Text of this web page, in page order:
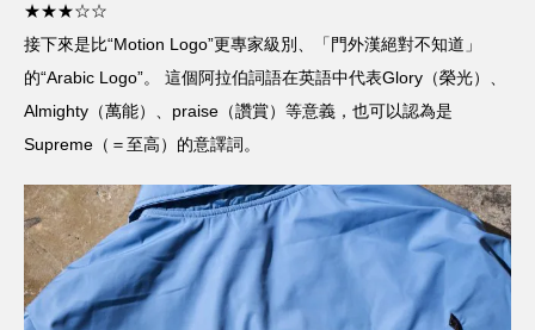
★★★☆☆
接下來是比“Motion Logo”更專家級別、「門外漢絕對不知道」
的“Arabic Logo”。 這個阿拉伯詞語在英語中代表Glory（榮光）、
Almighty（萬能）、praise（讚賞）等意義，也可以認為是
Supreme（＝至高）的意譯詞。